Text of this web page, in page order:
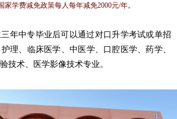
学费减免政策每人每年减免2000元/年。
三年中专毕业后可以通过对口升学考试或单招
理、临床医学、中医学、口腔医学、药学、
技术、医学影像技术专业。